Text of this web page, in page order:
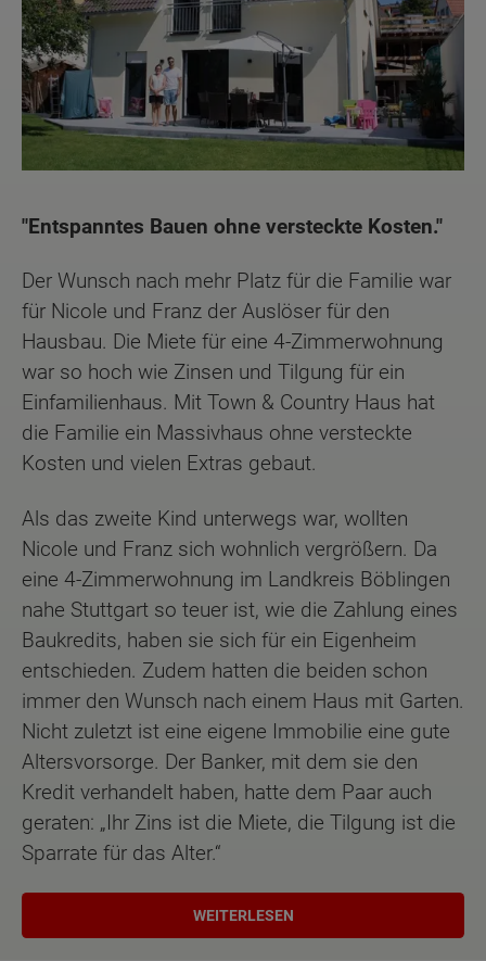
"Entspanntes Bauen ohne versteckte Kosten."
Der Wunsch nach mehr Platz für die Familie war
für Nicole und Franz der Auslöser für den
Hausbau. Die Miete für eine 4-Zimmerwohnung
war so hoch wie Zinsen und Tilgung für ein
Einfamilienhaus. Mit Town & Country Haus hat
die Familie ein Massivhaus ohne versteckte
Kosten und vielen Extras gebaut.
Als das zweite Kind unterwegs war, wollten
Nicole und Franz sich wohnlich vergrößern. Da
eine 4-Zimmerwohnung im Landkreis Böblingen
nahe Stuttgart so teuer ist, wie die Zahlung eines
Baukredits, haben sie sich für ein Eigenheim
entschieden. Zudem hatten die beiden schon
immer den Wunsch nach einem Haus mit Garten.
Nicht zuletzt ist eine eigene Immobilie eine gute
Altersvorsorge. Der Banker, mit dem sie den
Kredit verhandelt haben, hatte dem Paar auch
geraten: „Ihr Zins ist die Miete, die Tilgung ist die
Sparrate für das Alter.“
WEITERLESEN